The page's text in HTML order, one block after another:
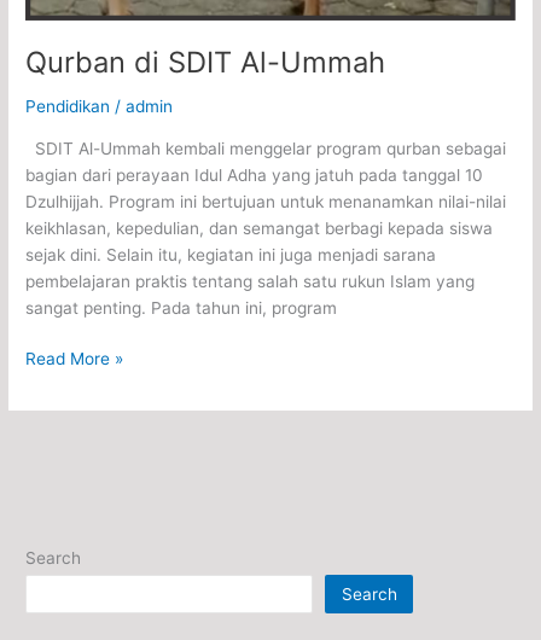
Qurban di SDIT Al-Ummah
Pendidikan /admin
SDIT Al-Ummah kembali menggelar program qurban sebagai
bagian dari perayaan Idul Adha yang jatuh pada tanggal 10
Dzulhijjah. Program ini bertujuan untuk menanamkan nilai-nilai
keikhlasan, kepedulian, dan semangat berbagi kepada siswa
sejak dini. Selain itu, kegiatan ini juga menjadi sarana
pembelajaran praktis tentang salah satu rukun Islam yang
sangat penting. Pada tahun ini, program
Read More »
Search
Search